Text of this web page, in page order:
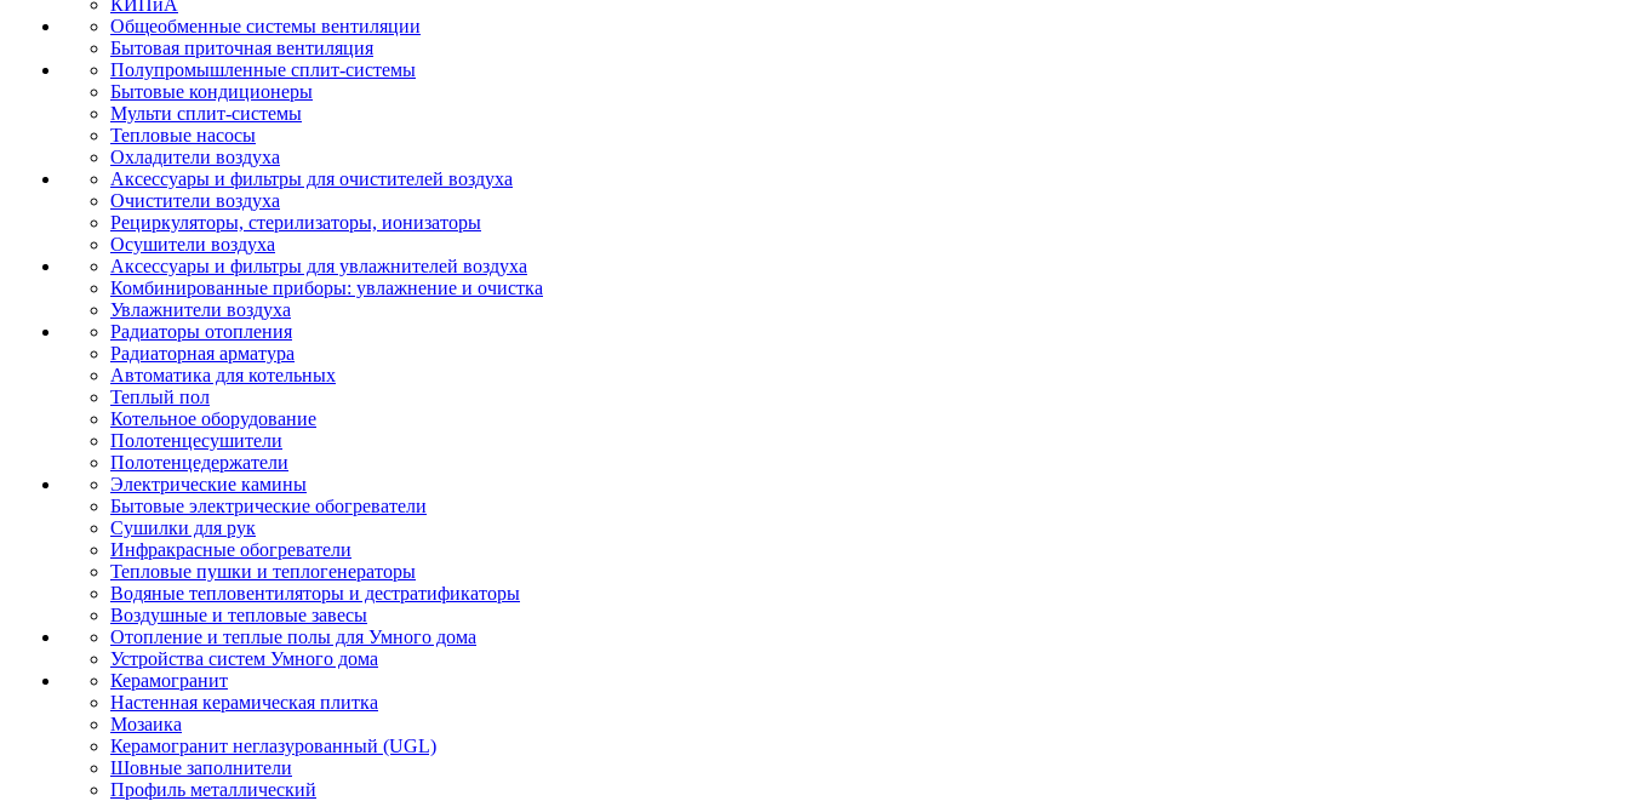
КИПиА
Общеобменные системы вентиляции
Бытовая приточная вентиляция
Полупромышленные сплит-системы
Бытовые кондиционеры
Мульти сплит-системы
Тепловые насосы
Охладители воздуха
Аксессуары и фильтры для очистителей воздуха
Очистители воздуха
Рециркуляторы, стерилизаторы, ионизаторы
Осушители воздуха
Аксессуары и фильтры для увлажнителей воздуха
Комбинированные приборы: увлажнение и очистка
Увлажнители воздуха
Радиаторы отопления
Радиаторная арматура
Автоматика для котельных
Теплый пол
Котельное оборудование
Полотенцесушители
Полотенцедержатели
Электрические камины
Бытовые электрические обогреватели
Сушилки для рук
Инфракрасные обогреватели
Тепловые пушки и теплогенераторы
Водяные тепловентиляторы и дестратификаторы
Воздушные и тепловые завесы
Отопление и теплые полы для Умного дома
Устройства систем Умного дома
Керамогранит
Настенная керамическая плитка
Мозаика
Керамогранит неглазурованный (UGL)
Шовные заполнители
Профиль металлический